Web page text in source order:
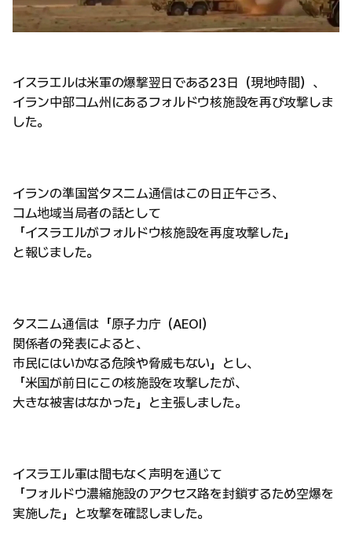
イスラエルは米軍の爆撃翌日である23日（現地時間）、
イラン中部コム州にあるフォルドウ核施設を再び攻撃しま
した。
イランの準国営タスニム通信はこの日正午ごろ、
コム地域当局者の話として
「イスラエルがフォルドウ核施設を再度攻撃した」
と報じました。
タスニム通信は「原子力庁（AEOI）
関係者の発表によると、
市民にはいかなる危険や脅威もない」とし、
「米国が前日にこの核施設を攻撃したが、
大きな被害はなかった」と主張しました。
イスラエル軍は間もなく声明を通じて
「フォルドウ濃縮施設のアクセス路を封鎖するため空爆を
実施した」と攻撃を確認しました。